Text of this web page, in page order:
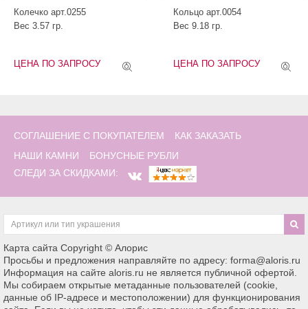
Колечко арт.0255
Вес 3.57 гр.
ЦЕНА ПО ЗАПРОСУ
Кольцо арт.0054
Вес 9.18 гр.
ЦЕНА ПО ЗАПРОСУ
СОГЛАШЕНИЕ С ПОКУПАТЕЛЕМ
КАК ЗАКАЗАТЬ
НАШИ КАМНИ
БОНУСНЫЕ РУБЛИ
СЛЕДИ ЗА СКИДКАМИ:
Карта сайта Copyright © Алорис
Просьбы и предложения направляйте по адресу: forma@aloris.ru
Информация на сайте aloris.ru не является публичной офертой.
Мы собираем открытые метаданные пользователей (cookie,
данные об IP-адресе и местоположении) для функционирования